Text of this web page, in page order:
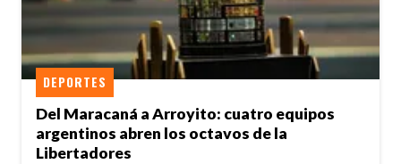
Del Maracaná a Arroyito: cuatro equipos
argentinos abren los octavos de la
Libertadores
DEPORTES